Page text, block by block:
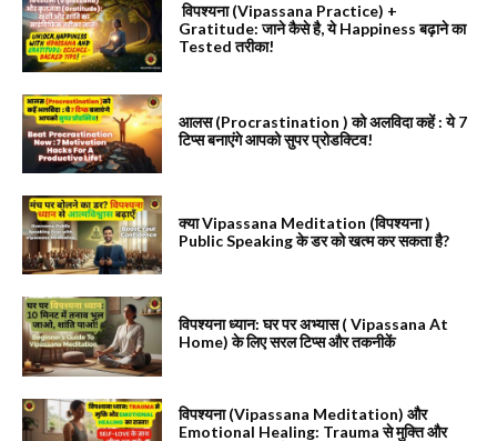
विपश्यना (Vipassana Practice) +
Gratitude: जाने कैसे है, ये Happiness बढ़ाने का
Tested तरीका!
आलस (Procrastination ) को अलविदा कहें : ये 7
टिप्स बनाएंगे आपको सुपर प्रोडक्टिव!
क्या Vipassana Meditation (विपश्यना )
Public Speaking के डर को खत्म कर सकता है?
विपश्यना ध्यान: घर पर अभ्यास ( Vipassana At
Home) के लिए सरल टिप्स और तकनीकें
विपश्यना (Vipassana Meditation) और
Emotional Healing: Trauma से मुक्ति और